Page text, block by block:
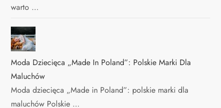
warto …
Moda Dziecięca „Made In Poland”: Polskie Marki Dla
Maluchów
Moda dziecięca „Made in Poland”: polskie marki dla
maluchów Polskie …